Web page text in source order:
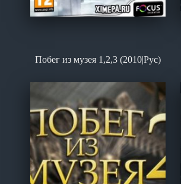
Побег из музея 1,2,3 (2010|Рус)